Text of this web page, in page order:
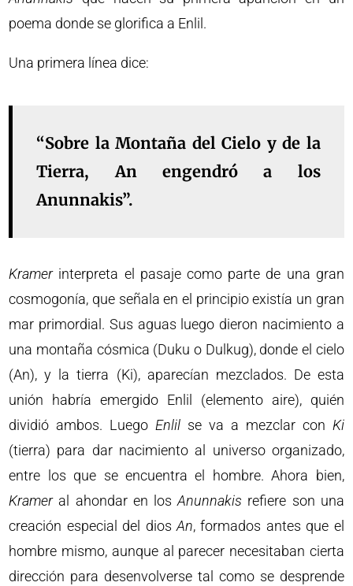
poema donde se glorifica a Enlil.
Una primera línea dice:
“Sobre la Montaña del Cielo y de la
Tierra, An engendró a los
Anunnakis”.
Kramerinterpreta el pasaje como parte de una gran
cosmogonía, que señala en el principio existía un gran
mar primordial. Sus aguas luego dieron nacimiento a
una montaña cósmica (Duku o Dulkug), donde el cielo
(An), y la tierra (Ki), aparecían mezclados. De esta
unión habría emergido Enlil (elemento aire), quién
dividió ambos. Luego Enlil se va a mezclar con Ki
(tierra) para dar nacimiento al universo organizado,
entre los que se encuentra el hombre. Ahora bien,
Kramer al ahondar en losAnunnakis refiere son una
creación especial del dios An, formados antes que el
hombre mismo, aunque al parecer necesitaban cierta
dirección para desenvolverse tal como se desprende